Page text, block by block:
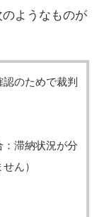
ようなものが
認のためで裁判
：滞納状況が分
ん）